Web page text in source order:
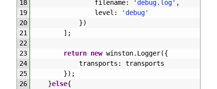
18
19
20
21
22
23
24
25
26
filename: 'debug.log' ,
level :
'debug'
})
] ;
return new winston. Logger({
transports :
transports
}) ;
}else{